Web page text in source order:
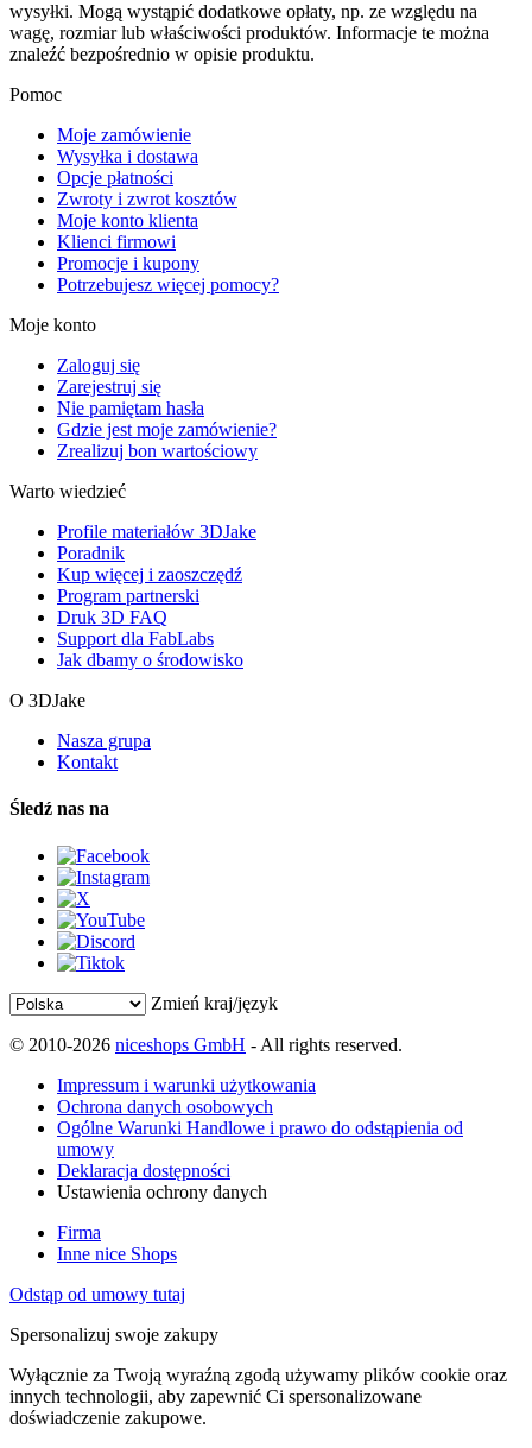
wysyłki. Mogą wystąpić dodatkowe opłaty, np. ze względu na
wagę, rozmiar lub właściwości produktów. Informacje te można
znaleźć bezpośrednio w opisie produktu.
Pomoc
Moje zamówienie
Wysyłka i dostawa
Opcje płatności
Zwroty i zwrot kosztów
Moje konto klienta
Klienci firmowi
Promocje i kupony
Potrzebujesz więcej pomocy?
Moje konto
Zaloguj się
Zarejestruj się
Nie pamiętam hasła
Gdzie jest moje zamówienie?
Zrealizuj bon wartościowy
Warto wiedzieć
Profile materiałów 3DJake
Poradnik
Kup więcej i zaoszczędź
Program partnerski
Druk 3D FAQ
Support dla FabLabs
Jak dbamy o środowisko
O 3DJake
Nasza grupa
Kontakt
Śledź nas na
Zmień kraj/język
© 2010-2026 niceshops GmbH - All rights reserved.
Impressum i warunki użytkowania
Ochrona danych osobowych
Ogólne Warunki Handlowe i prawo do odstąpienia od
umowy
Deklaracja dostępności
Ustawienia ochrony danych
Firma
Inne nice Shops
Odstąp od umowy tutaj
Spersonalizuj swoje zakupy
Wyłącznie za Twoją wyraźną zgodą używamy plików cookie oraz
innych technologii, aby zapewnić Ci spersonalizowane
doświadczenie zakupowe.